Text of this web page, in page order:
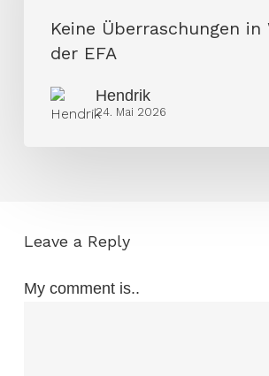
Keine Überraschungen in
der EFA
Hendrik
24. Mai 2026
Leave a Reply
My comment is..